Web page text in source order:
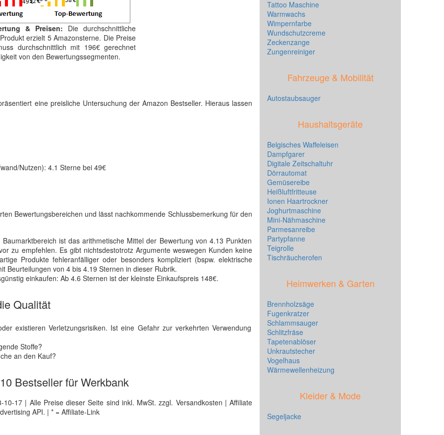
& Preisen: Die durchschnittliche
erzielt 5 Amazonsterne. Die Preise
durchschnittlich mit 196€ gerechnet
von den Bewertungssegmenten.
eine preisliche Untersuchung der Amazon Bestseller. Hieraus lassen
Nutzen): 4.1 Sterne bei 49€
Bewertungsbereichen und lässt nachkommende Schlussbemerkung für den
ist das arithmetische Mittel der Bewertung von 4.13 Punkten
zu empfehlen. Es gibt nichtsdestotrotz Argumente weswegen Kunden keine
Produkte fehleranfälliger oder besonders kompliziert (bspw. elektrische
Beurteilungen von 4 bis 4.19 Sternen in dieser Rubrik.
einkaufen: Ab 4.6 Sternen ist der kleinste Einkaufspreis 148€.
Qualität
existieren Verletzungsrisiken. Ist eine Gefahr zur verkehrten Verwendung
Stoffe?
an den Kauf?
Bestseller für Werkbank
17 | Alle Preise dieser Seite sind inkl. MwSt. zzgl. Versandkosten | Affiliate
API. | * = Affiliate-Link
Tattoo Maschine
Warmwachs
Wimpernfarbe
Wundschutzcreme
Zeckenzange
Zungenreiniger
Fahrzeuge & Mobilität
Autostaubsauger
Haushaltsgeräte
Belgisches Waffeleisen
Dampfgarer
Digitale Zeitschaltuhr
Dörrautomat
Gemüsereibe
Heißluftfritteuse
Ionen Haartrockner
Joghurtmaschine
Mini-Nähmaschine
Parmesanreibe
Partypfanne
Teigrolle
Tischräucherofen
Heimwerken & Garten
Brennholzsäge
Fugenkratzer
Schlammsauger
Schlitzfräse
Tapetenablöser
Unkrautstecher
Vogelhaus
Wärmewellenheizung
Kleider & Mode
Segeljacke